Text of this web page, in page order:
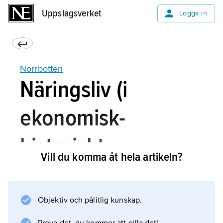
Uppslagsverket Logga in
Norrbotten
Näringsliv (i
ekonomisk-
historiskt
Vill du komma åt hela artikeln?
Objektiv och pålitlig kunskap.